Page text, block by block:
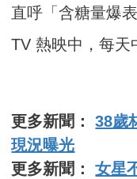
直呼「含糖量爆
TV 熱映中，每天
更多新聞：38歲
現況曝光
更多新聞：女星